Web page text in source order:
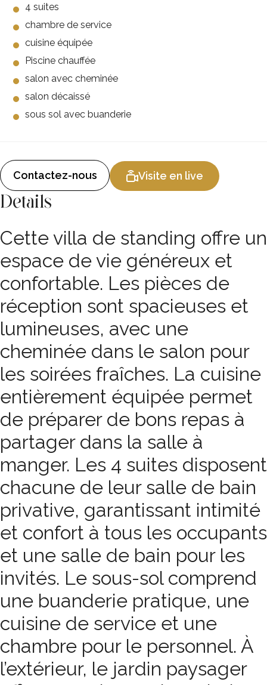
4 suites
chambre de service
cuisine équipée
Piscine chauffée
salon avec cheminée
salon décaissé
sous sol avec buanderie
Contactez-nous Visite en live
Details
Cette villa de standing offre un
espace de vie généreux et
confortable. Les pièces de
réception sont spacieuses et
lumineuses, avec une
cheminée dans le salon pour
les soirées fraîches. La cuisine
entièrement équipée permet
de préparer de bons repas à
partager dans la salle à
manger. Les 4 suites disposent
chacune de leur salle de bain
privative, garantissant intimité
et confort à tous les occupants
et une salle de bain pour les
invités. Le sous-sol comprend
une buanderie pratique, une
cuisine de service et une
chambre pour le personnel. À
l’extérieur, le jardin paysager